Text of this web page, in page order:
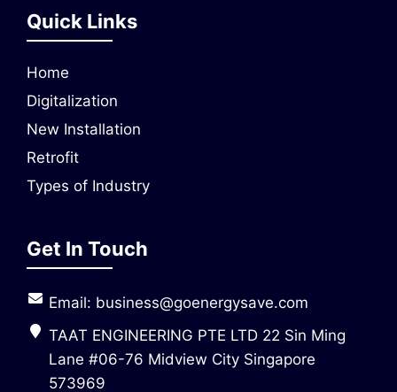
Quick Links
Home
Digitalization
New Installation
Retrofit
Types of Industry
Get In Touch
Email: business@goenergysave.com
TAAT ENGINEERING PTE LTD 22 Sin Ming
Lane #06-76 Midview City Singapore
573969